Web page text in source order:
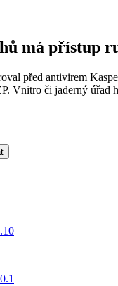
má přístup
před antivirem
Vnitro či jaderný